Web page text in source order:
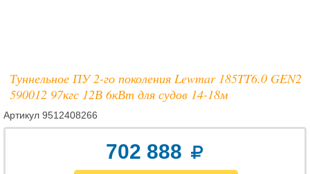
Туннельное ПУ 2-го поколения Lewmar 185TT6.0 GEN2
590012 97кгс 12В 6кВт для судов 14-18м
Артикул 9512408266
702 888